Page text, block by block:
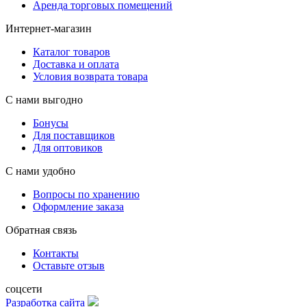
Аренда торговых помещений
Интернет-магазин
Каталог товаров
Доставка и оплата
Условия возврата товара
С нами выгодно
Бонусы
Для поставщиков
Для оптовиков
С нами удобно
Вопросы по хранению
Оформление заказа
Обратная связь
Контакты
Оставьте отзыв
соцсети
Разработка сайта